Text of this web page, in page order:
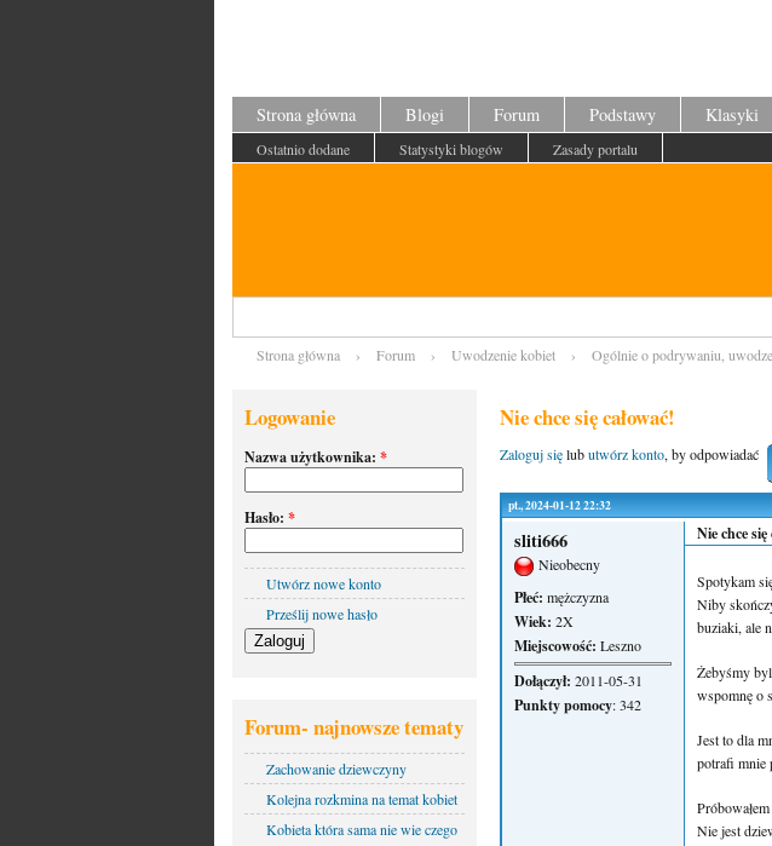
Strona główna Blogi Forum Podstawy Klasyki
Ostatnio dodane Statystyki blogów Zasady portalu
Strona główna › Forum › Uwodzenie kobiet › Ogólnie o podrywaniu,
Logowanie
Nazwa użytkownika: *
Hasło: *
Utwórz nowe konto
Prześlij nowe hasło
Forum- najnowsze tematy
Zachowanie dziewczyny
Kolejna rozkmina na temat kobiet
Kobieta która sama nie wie czego
Nie chce się całować!
Zaloguj sięlubutwórz konto, by odpowiadać
pt., 2024-01-12 22:32
sliti666
Nieobecny
Płeć: mężczyzna
Wiek: 2X
Miejscowość: Leszno
Dołączył: 2011-05-31
Punkty pomocy: 342
Nie chce się
Spotykam
Niby
buziaki, ale
Żebyśmy
wspomnę o
Jest to dla
potrafi mnie
Nie jest